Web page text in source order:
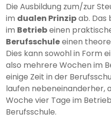
Die Ausbildung zum/zur
im dualen Prinzipab. Das
im Betriebeinen
Berufsschuleeinen
Dies kann sowohl in Form
also mehrere Wochen im
einige Zeit in der
laufen nebeneinanderher,
Woche vier Tage im
Berufsschule.